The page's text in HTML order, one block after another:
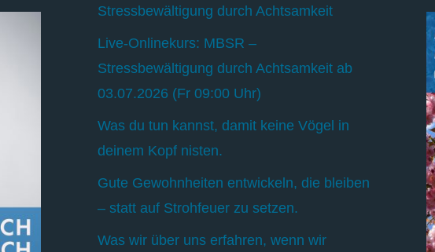
Stressbewältigung durch Achtsamkeit
Live-Onlinekurs: MBSR –
Stressbewältigung durch Achtsamkeit ab
03.07.2026 (Fr 09:00 Uhr)
Was du tun kannst, damit keine Vögel in
deinem Kopf nisten.
Gute Gewohnheiten entwickeln, die bleiben
– statt auf Strohfeuer zu setzen.
Was wir über uns erfahren, wenn wir